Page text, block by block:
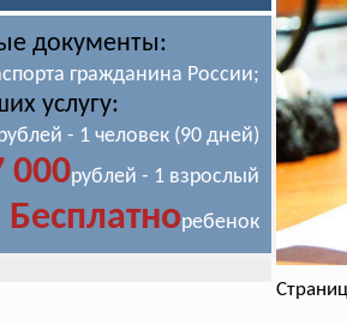
документы:
гражданина России;
услугу:
- 1 человек (90 дней)
000рублей - 1 взрослый
Бесплатноребенок